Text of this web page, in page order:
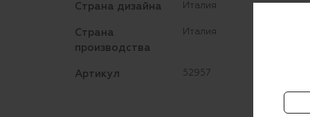
Страна дизайна Италия
Страна
производства
Италия
Артикул 52957